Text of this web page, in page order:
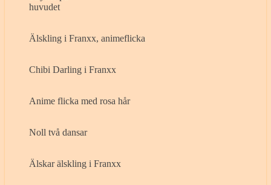
huvudet
Älskling i Franxx, animeflicka
Chibi Darling i Franxx
Anime flicka med rosa hår
Noll två dansar
Älskar älskling i Franxx